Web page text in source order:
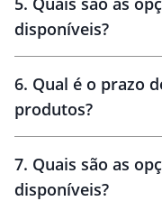
amostra virtual
disponíveis?
6. Qual é o prazo
produtos?
10 dias
7. Quais são as
disponíveis?